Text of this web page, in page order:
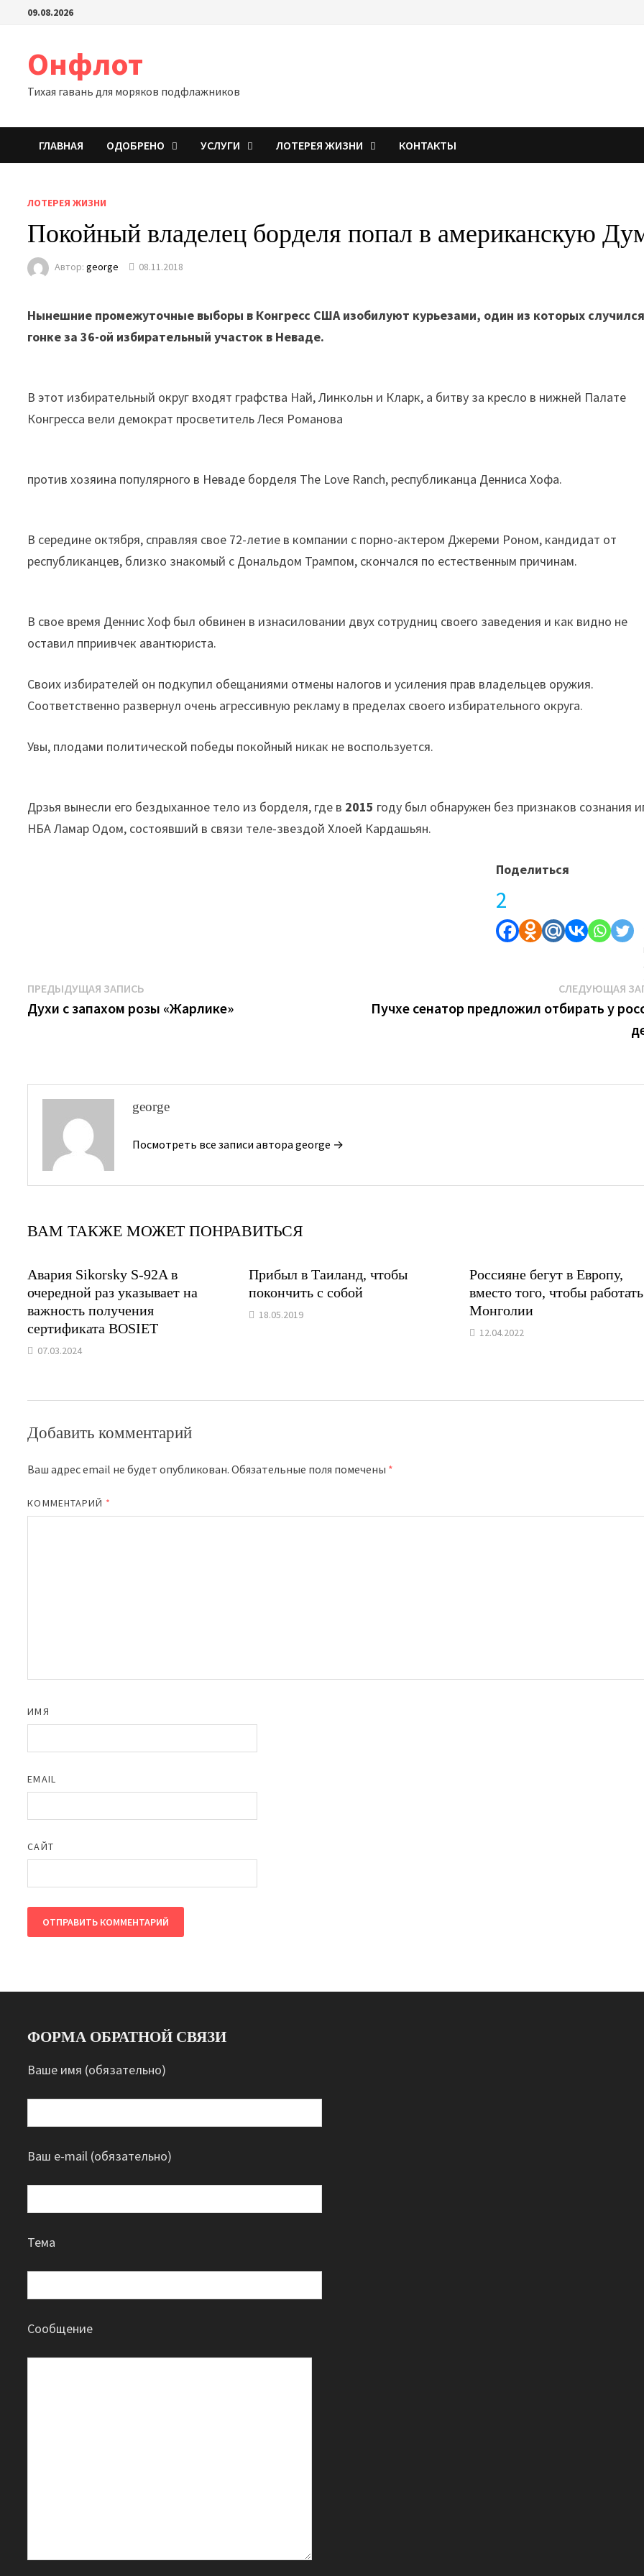
Перейти09.08.2026
Онфлот
Тихая гавань для моряков подфлажников
ГЛАВНАЯ ОДОБРЕНО УСЛУГИ ЛОТЕРЕЯ ЖИЗНИ КОНТАКТЫ
ЛОТЕРЕЯ ЖИЗНИ
Покойный владелец борделя попал в американскую
Автор:george 08.11.2018
Нынешние промежуточные выборы в Конгресс США изобилуют курьезами, один из которых
гонке за 36-ой избирательный участок в Неваде.
В этот избирательный округ входят графства Най, Линкольн и Кларк, а битву за кресло в нижней Палате
Конгресса вели демократ просветитель Леся Романова
против хозяина популярного в Неваде борделя The Love Ranch, республиканца Денниса Хофа.
В середине октября, справляя свое 72-летие в компании с порно-актером Джереми Роном, кандидат от
республиканцев, близко знакомый с Дональдом Трампом, скончался по естественным причинам.
В свое время Деннис Хоф был обвинен в изнасиловании двух сотрудниц своего заведения и как видно не
оставил пприивчек авантюриста.
Своих избирателей он подкупил обещаниями отмены налогов и усиления прав владельцев оружия.
Соответственно развернул очень агрессивную рекламу в пределах своего избирательного округа.
Увы, плодами политической победы покойный никак не воспользуется.
Дрзья вынесли его бездыханное тело из борделя, где в 2015 году был обнаружен без признаков сознания
НБА Ламар Одом, состоявший в связи теле-звездой Хлоей Кардашьян.
Поделиться
2
Навигация
по
ПРЕДЫДУЩАЯ ЗАПИСЬ
запись:
Духи с запахом розы «Жарлике»
СЛЕДУЮЩАЯ
Пучхе сенатор предложил отбирать у
george
Посмотреть все записи автора george →
ВАМ ТАКЖЕ МОЖЕТ ПОНРАВИТЬСЯ
Авария Sikorsky S-92A в
очередной раз указывает на
важность получения
сертификата BOSIET
07.03.2024
Прибыл в Таиланд, чтобы
покончить с собой
18.05.2019
Россияне бегут в Европу,
вместо того, чтобы
Монголии
12.04.2022
Добавить комментарий
Ваш адрес email не будет опубликован. Обязательные поля помечены *
КОММЕНТАРИЙ *
ИМЯ
EMAIL
САЙТ
ФОРМА ОБРАТНОЙ СВЯЗИ
Ваше имя (обязательно)
Ваш e-mail (обязательно)
Тема
Сообщение